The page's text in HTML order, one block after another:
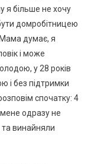
я більше не хочу
домробітницею
Мама думає, я
і може
у 28 років
і без підтримки
спочатку: 4
одразу не
винайняли